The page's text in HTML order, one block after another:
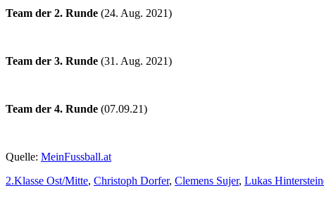
Team der 2. Runde (24. Aug. 2021)
Team der 3. Runde (31. Aug. 2021)
Team der 4. Runde (07.09.21)
Quelle: MeinFussball.at
2.Klasse Ost/Mitte, Christoph Dorfer, Clemens Sujer, Lukas